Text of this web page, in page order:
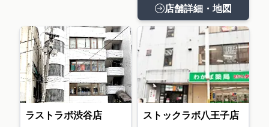
店舗詳細・地図
ラストラボ渋谷店
ストックラボ八王子店